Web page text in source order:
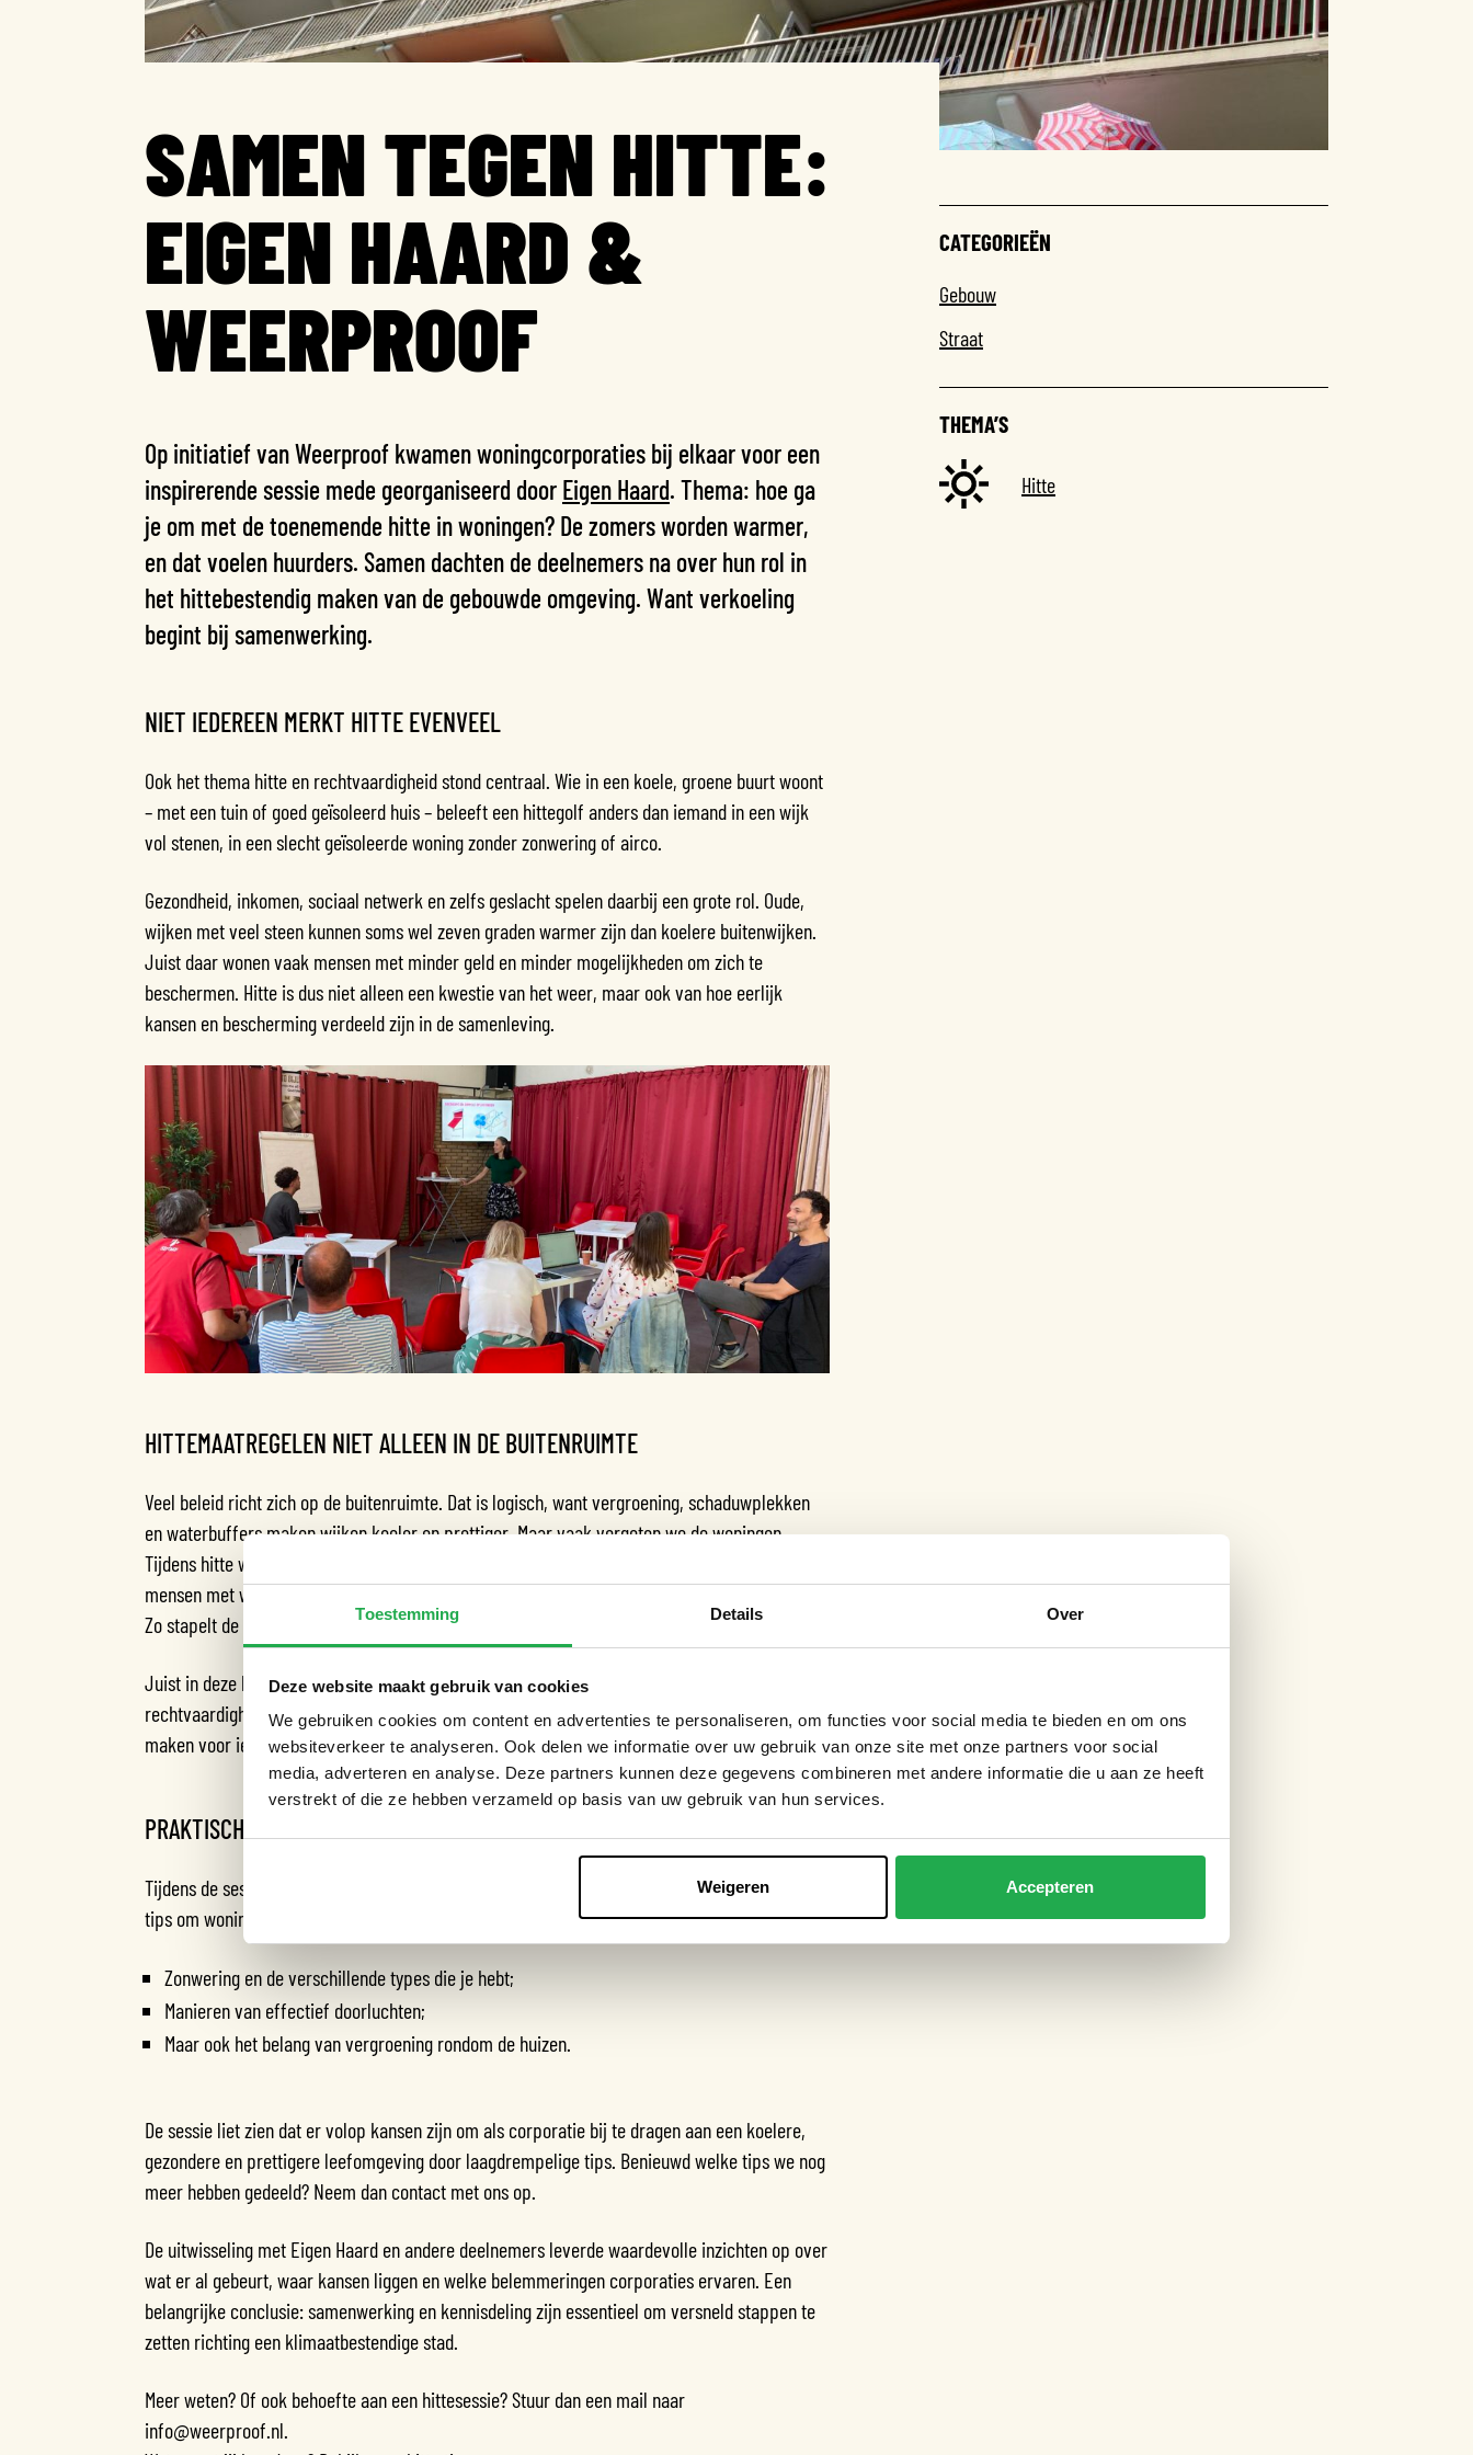
Toestemming Details Over
Deze website maakt gebruik van cookies
We gebruiken cookies om content en advertenties te personaliseren, om functies voor social media te bieden en om ons
websiteverkeer te analyseren. Ook delen we informatie over uw gebruik van onze site met onze partners voor social
media, adverteren en analyse. Deze partners kunnen deze gegevens combineren met andere informatie die u aan ze heeft
verstrekt of die ze hebben verzameld op basis van uw gebruik van hun services.
Weigeren Accepteren
SAMEN TEGEN HITTE:
EIGEN HAARD &
WEERPROOF
Op initiatief van Weerproof kwamen woningcorporaties bij elkaar voor een
inspirerende sessie mede georganiseerd door Eigen Haard. Thema: hoe ga
je om met de toenemende hitte in woningen? De zomers worden warmer,
en dat voelen huurders. Samen dachten de deelnemers na over hun rol in
het hittebestendig maken van de gebouwde omgeving. Want verkoeling
begint bij samenwerking.
NIET IEDEREEN MERKT HITTE EVENVEEL
Ook het thema hitte en rechtvaardigheid stond centraal. Wie in een koele, groene buurt woont
– met een tuin of goed geïsoleerd huis – beleeft een hittegolf anders dan iemand in een wijk
vol stenen, in een slecht geïsoleerde woning zonder zonwering of airco.
Gezondheid, inkomen, sociaal netwerk en zelfs geslacht spelen daarbij een grote rol. Oude,
wijken met veel steen kunnen soms wel zeven graden warmer zijn dan koelere buitenwijken.
Juist daar wonen vaak mensen met minder geld en minder mogelijkheden om zich te
beschermen. Hitte is dus niet alleen een kwestie van het weer, maar ook van hoe eerlijk
kansen en bescherming verdeeld zijn in de samenleving.
HITTEMAATREGELEN NIET ALLEEN IN DE BUITENRUIMTE
Veel beleid richt zich op de buitenruimte. Dat is logisch, want vergroening, schaduwplekken
en waterbuffers maken wijken koeler en prettiger. Maar vaak vergeten we de woningen.
Tijdens hitte worden vooral slecht geïsoleerde (sociale) huurwoningen extreem warm. Juist
mensen met weinig geld wonen daar en hebben geen geld voor aanpassingen of verkoeling.
Zo stapelt de ongelijkheid zich op.
Juist in deze buurten is het belangrijk om hittemaatregelen te combineren met sociale
rechtvaardigheid: door bewoners te betrekken, kennis te delen en oplossingen bereikbaar te
maken voor iedereen.
PRAKTISCHE TIPS
Tijdens de sessie deelden Khymo en Sharma van Weerproof praktijkervaringen en concrete
tips om woningen en woonomgevingen hittebestendiger te maken. Denk aan:
Zonwering en de verschillende types die je hebt;
Manieren van effectief doorluchten;
Maar ook het belang van vergroening rondom de huizen.
De sessie liet zien dat er volop kansen zijn om als corporatie bij te dragen aan een koelere,
gezondere en prettigere leefomgeving door laagdrempelige tips. Benieuwd welke tips we nog
meer hebben gedeeld? Neem dan contact met ons op.
De uitwisseling met Eigen Haard en andere deelnemers leverde waardevolle inzichten op over
wat er al gebeurt, waar kansen liggen en welke belemmeringen corporaties ervaren. Een
belangrijke conclusie: samenwerking en kennisdeling zijn essentieel om versneld stappen te
zetten richting een klimaatbestendige stad.
Meer weten? Of ook behoefte aan een hittesessie? Stuur dan een mail naar
info@weerproof.nl.
CATEGORIEËN
Gebouw
Straat
THEMA’S
Hitte